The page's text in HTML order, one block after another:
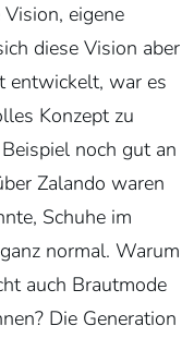
eigene
diese Vision aber
entwickelt, war es
Konzept zu
noch gut an
Zalando waren
Schuhe im
normal. Warum
auch Brautmode
Die Generation